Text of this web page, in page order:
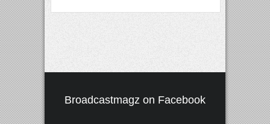
Broadcastmagz on Facebook